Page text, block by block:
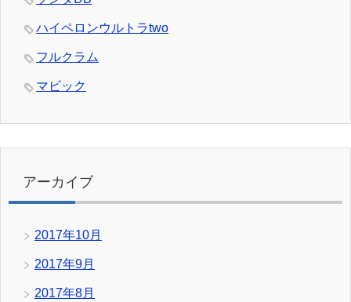
ハイペロンウルトラtwo
フルクラム
マビック
アーカイブ
2017年10月
2017年9月
2017年8月